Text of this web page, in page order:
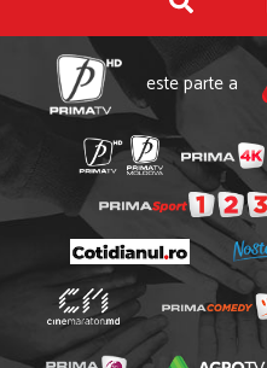
este parte a